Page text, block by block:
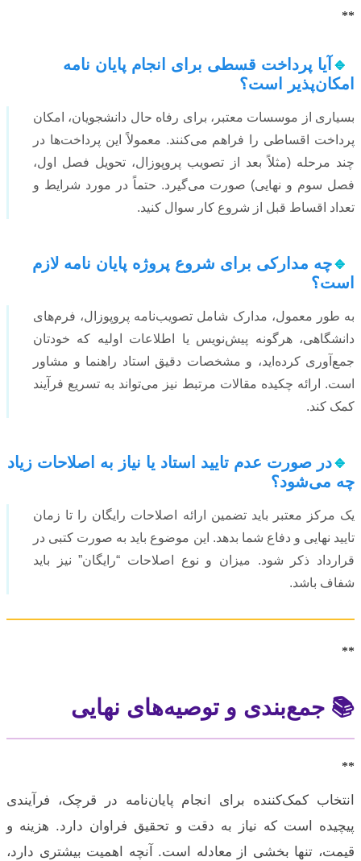
**
🔹 آیا پرداخت قسطی برای انجام پایان نامه
امکان‌پذیر است؟
بسیاری از موسسات معتبر، برای رفاه حال دانشجویان، امکان
پرداخت اقساطی را فراهم می‌کنند. معمولاً این پرداخت‌ها در
چند مرحله (مثلاً بعد از تصویب پروپوزال، تحویل فصل اول،
فصل سوم و نهایی) صورت می‌گیرد. حتماً در مورد شرایط و
تعداد اقساط قبل از شروع کار سوال کنید.
🔹چه مدارکی برای شروع پروژه پایان نامه لازم
است؟
به طور معمول، مدارک شامل تصویب‌نامه پروپوزال، فرم‌های
دانشگاهی، هرگونه پیش‌نویس یا اطلاعات اولیه که خودتان
جمع‌آوری کرده‌اید، و مشخصات دقیق استاد راهنما و مشاور
است. ارائه چکیده مقالات مرتبط نیز می‌تواند به تسریع فرآیند
کمک کند.
🔹در صورت عدم تایید استاد یا نیاز به اصلاحات زیاد
چه می‌شود؟
یک مرکز معتبر باید تضمین ارائه اصلاحات رایگان را تا زمان
تایید نهایی و دفاع شما بدهد. این موضوع باید به صورت کتبی در
قرارداد ذکر شود. میزان و نوع اصلاحات “رایگان” نیز باید
شفاف باشد.
**
📚 جمع‌بندی و توصیه‌های نهایی
**
انتخاب کمک‌کننده برای انجام پایان‌نامه در قرچک، فرآیندی
پیچیده است که نیاز به دقت و تحقیق فراوان دارد. هزینه و
قیمت، تنها بخشی از معادله است. آنچه اهمیت بیشتری دارد،